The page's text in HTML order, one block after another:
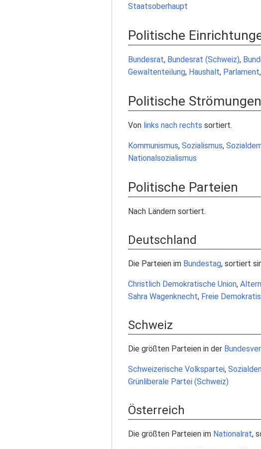
Staatsoberhaupt
Politische
Bundesrat, Bundesrat (Schweiz),
Gewaltenteilung, Haushalt, Parlament,
Politische Strömungen
Von links nach rechts sortiert.
Kommunismus, Sozialismus,
Nationalsozialismus
Politische Parteien
Nach Ländern sortiert.
Deutschland
Die Parteien im Bundestag, sortiert
Christlich Demokratische Union,
Sahra Wagenknecht, Freie
Schweiz
Die größten Parteien in der
Schweizerische Volkspartei,
Grünliberale Partei (Schweiz)
Österreich
Die größten Parteien im Nationalrat,